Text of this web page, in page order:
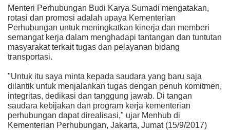
Menteri Perhubungan Budi Karya Sumadi mengatakan,
rotasi dan promosi adalah upaya Kementerian
Perhubungan untuk meningkatkan kinerja dan memberi
semangat kerja dalam menghadapi tantangan dan tuntutan
masyarakat terkait tugas dan pelayanan bidang
transportasi.
"Untuk itu saya minta kepada saudara yang baru saja
dilantik untuk menjalankan tugas dengan penuh komitmen,
integritas, dedikasi dan tanggung jawab. Di tangan
saudara kebijakan dan program kerja kementerian
perhubungan dapat direalisasi," ujar Menhub di
Kementerian Perhubungan, Jakarta, Jumat (15/9/2017)